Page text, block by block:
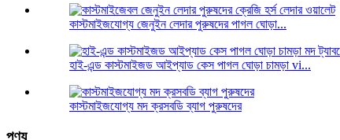
কাস্টমাইজযোগ্য জেনুইন লেদার পুরুষদের পাগল ঘোড়া...
হাই-এন্ড কাস্টমাইজড আইপ্যাড কেস পাগল ঘোড়া চামড়া vi...
কাস্টমাইজযোগ্য মদ ক্রসবডি ব্যাগ পুরুষদের
পণ্য